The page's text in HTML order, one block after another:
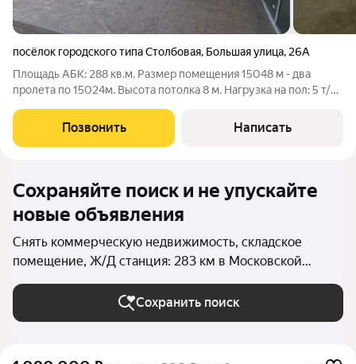
посёлок городского типа Столбовая, Большая улица, 26А
Площадь АБК: 288 кв.м. Размер помещения 15048 м - два
пролета по 15024м. Высота потолка 8 м. Нагрузка на пол: 5 т/м.
выделено 3,4 МВт с возможностью увеличения). Кран- балки
от 5 тн. Кран- балки от 3
Позвонить Написать
Сохраняйте поиск и не упускайте
новые объявления
Снять коммерческую недвижимость, складское
помещение, Ж/Д станция: 283 км в Московской
области
Сохранить поиск